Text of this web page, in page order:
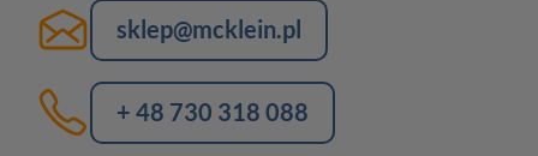
sklep@mcklein.pl
+ 48 730 318 088